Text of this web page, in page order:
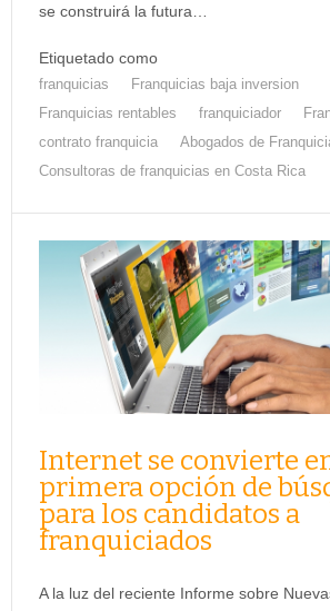
se construirá la futura…
Etiquetado como
franquicias
Franquicias baja inversion
Franquicias rentables
franquiciador
contrato franquicia
Abogados de
Consultoras de franquicias en Costa Rica
Internet se convierte
primera opción de
para los candidatos a
franquiciados
A la luz del reciente Informe sobre